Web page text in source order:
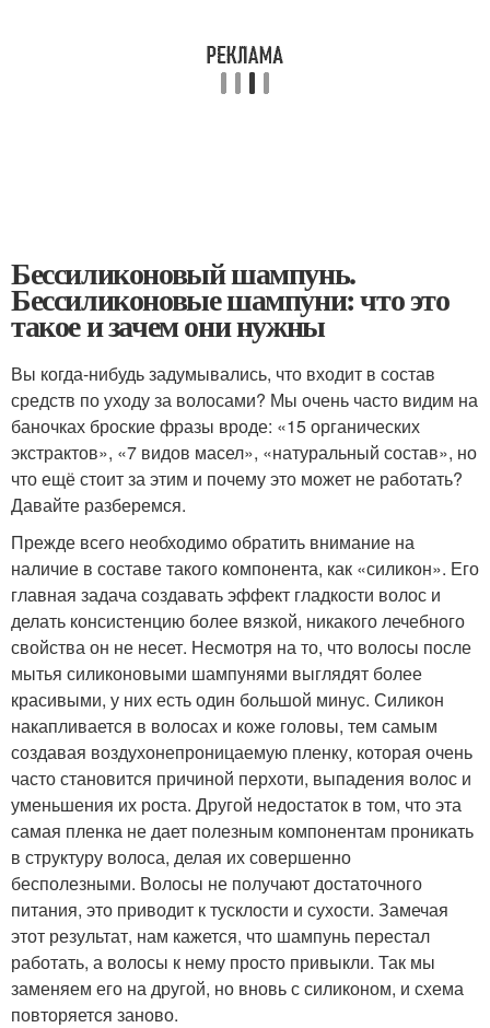
Бессиликоновый шампунь.
Бессиликоновые шампуни: что это
такое и зачем они нужны
Вы когда-нибудь задумывались, что входит в состав
средств по уходу за волосами? Мы очень часто видим на
баночках броские фразы вроде: «15 органических
экстрактов», «7 видов масел», «натуральный состав», но
что ещё стоит за этим и почему это может не работать?
Давайте разберемся.
Прежде всего необходимо обратить внимание на
наличие в составе такого компонента, как «силикон». Его
главная задача создавать эффект гладкости волос и
делать консистенцию более вязкой, никакого лечебного
свойства он не несет. Несмотря на то, что волосы после
мытья силиконовыми шампунями выглядят более
красивыми, у них есть один большой минус. Силикон
накапливается в волосах и коже головы, тем самым
создавая воздухонепроницаемую пленку, которая очень
часто становится причиной перхоти, выпадения волос и
уменьшения их роста. Другой недостаток в том, что эта
самая пленка не дает полезным компонентам проникать
в структуру волоса, делая их совершенно
бесполезными. Волосы не получают достаточного
питания, это приводит к тусклости и сухости. Замечая
этот результат, нам кажется, что шампунь перестал
работать, а волосы к нему просто привыкли. Так мы
заменяем его на другой, но вновь с силиконом, и схема
повторяется заново.